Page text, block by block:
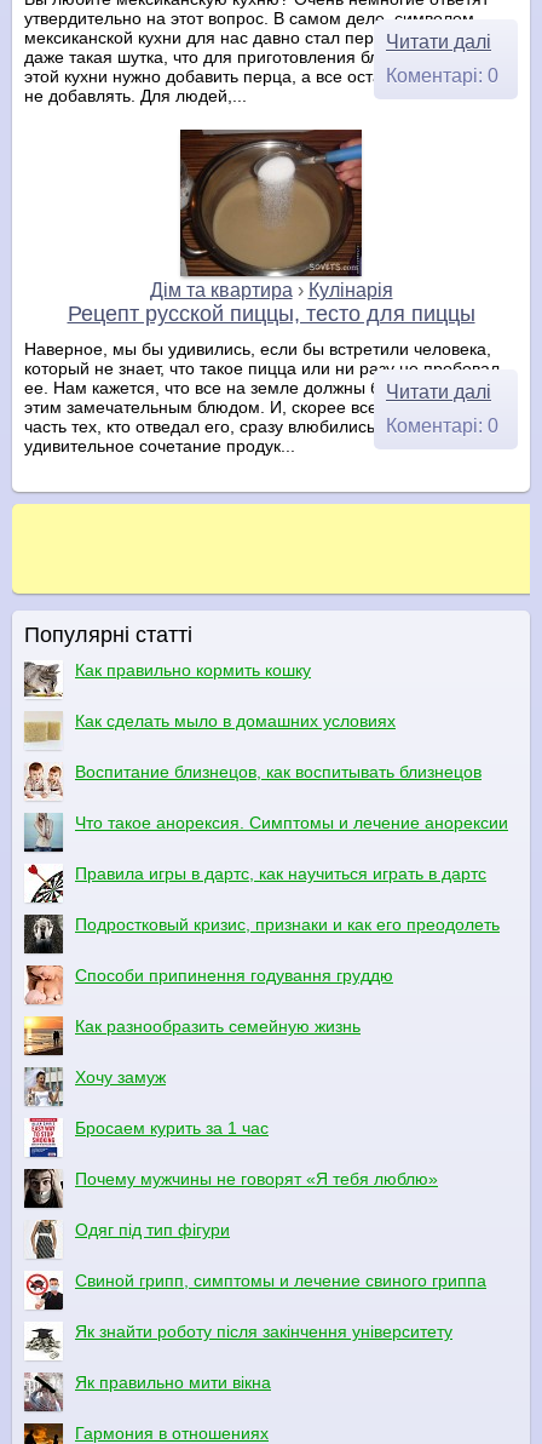
утвердительно на этот вопрос. В самом деле, символом
мексиканской кухни для нас давно стал перец чили. Есть
даже такая шутка, что для приготовления блюд из рецептов
этой кухни нужно добавить перца, а все остальное можно и
не добавлять. Для людей,...
Читати далі
Коментарі: 0
Дім та квартира › Кулінарія
Рецепт русской пиццы, тесто для пиццы
Наверное, мы бы удивились, если бы встретили человека,
который не знает, что такое пицца или ни разу не пробовал
ее. Нам кажется, что все на земле должны быть знакомы с
этим замечательным блюдом. И, скорее всего, большая
часть тех, кто отведал его, сразу влюбились в это
удивительное сочетание продук...
Читати далі
Коментарі: 0
Популярні статті
Как правильно кормить кошку
Как сделать мыло в домашних условиях
Воспитание близнецов, как воспитывать близнецов
Что такое анорексия. Симптомы и лечение анорексии
Правила игры в дартс, как научиться играть в дартс
Подростковый кризис, признаки и как его преодолеть
Способи припинення годування груддю
Как разнообразить семейную жизнь
Хочу замуж
Бросаем курить за 1 час
Почему мужчины не говорят «Я тебя люблю»
Одяг під тип фігури
Свиной грипп, симптомы и лечение свиного гриппа
Як знайти роботу після закінчення університету
Як правильно мити вікна
Гармония в отношениях